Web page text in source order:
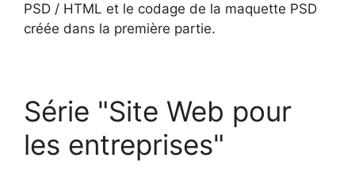
PSD / HTML et le codage de la maquette PSD
créée dans la première partie.
Série "Site Web pour
les entreprises"